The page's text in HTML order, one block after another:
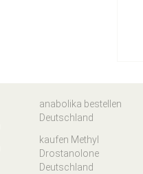
anabolika bestellen
Deutschland
kaufen Methyl
Drostanolone
Deutschland